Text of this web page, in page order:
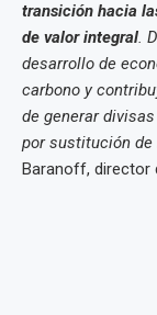
transición hacia
de valor integral.
desarrollo de
carbono y
de generar
por sustitución de
Baranoff, director